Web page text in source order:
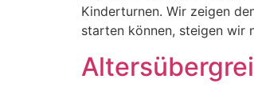
Kinderturnen. Wir zeigen
starten können, steigen wir